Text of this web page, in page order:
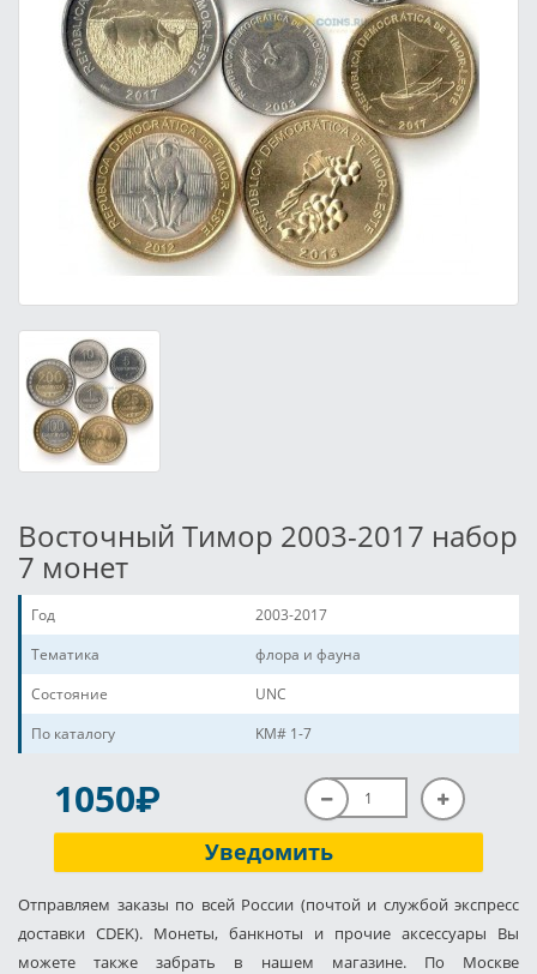
Восточный Тимор 2003-2017 набор
7 монет
Год
2003-2017
Тематика
флора и фауна
Состояние
UNC
По каталогу
KM# 1-7
1050P
Уведомить
Отправляем заказы по всей России (почтой и службой экспресс
доставки CDEK). Монеты, банкноты и прочие аксессуары Вы
можете также забрать в нашем магазине. По Москве